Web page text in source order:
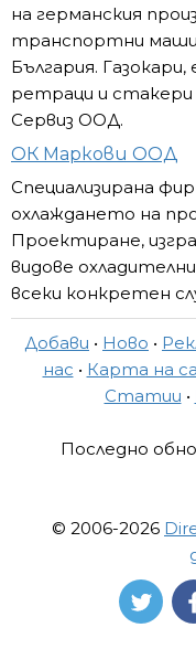
на германския
транспортни
България.
ретраци и
Сервиз ООД.
ОК Маркови ООД
Специализирана
охлаждането на
Проектиране,
видове
всеки конкретен
Добави • Ново •
нас • Карта на
Статии •
Последно
© 2006-2026